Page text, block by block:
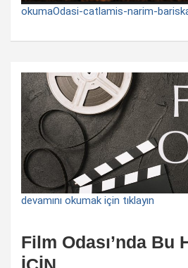
okumaOdasi-catlamis-narim-
devamını okumak için tıklayın
Film Odası’nda Bu